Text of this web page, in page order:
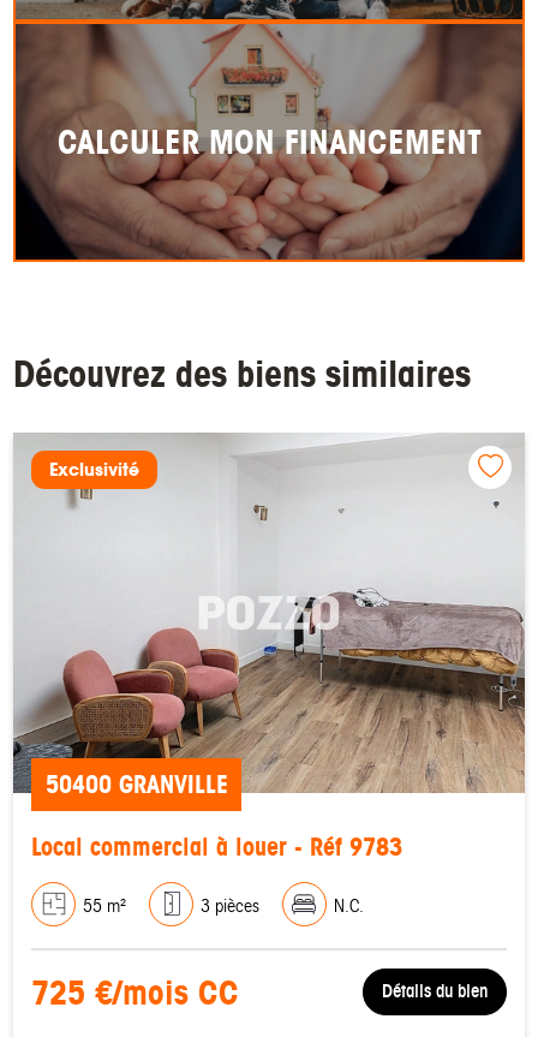
CALCULER MON FINANCEMENT
Découvrez des biens similaires
Exclusivité
50400 GRANVILLE
Local commercial à louer - Réf 9783
55 m² 3 pièces N.C.
725 €/mois CC Détails du bien